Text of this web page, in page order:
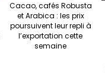
Cacao, cafés Robusta
et Arabica : les prix
poursuivent leur repli à
l’exportation cette
semaine